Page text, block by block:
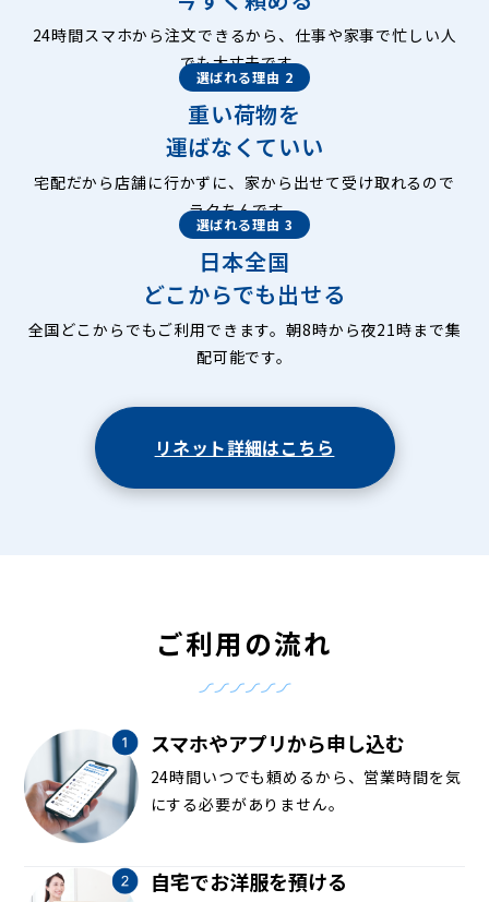
24時間スマホから注文できるから、仕事や家事で忙しい人
でも大丈夫です。
選ばれる理由 2
重い荷物を
運ばなくていい
宅配だから店舗に行かずに、家から出せて受け取れるので
ラクちんです。
選ばれる理由 3
日本全国
どこからでも出せる
全国どこからでもご利用できます。朝8時から夜21時まで集
配可能です。
リネット詳細はこちら
ご利用の流れ
スマホやアプリから申し込む
24時間いつでも頼めるから、営業時間を気
にする必要がありません。
自宅でお洋服を預ける